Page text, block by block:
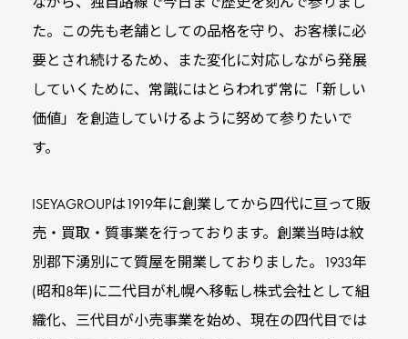
た。この先も老舗としての品格を守り、お客様に必
要と され続けるため、また変化に対応しながら発展
していくために、常識にはとらわれず常に「新しい
価値」を創造していけるように努めて参りたいで
す。
ISEYAGROUPは1919年に創業してから四代に亘って販
売‧買取‧質事業を行っております。創業当時は紋
別郡下湧別にて質屋を開業しておりました。1933年
(昭和8年)に二代目が札幌へ移転し株式会社として組
織化、三代目が小売事業を始め、現在の四代目では